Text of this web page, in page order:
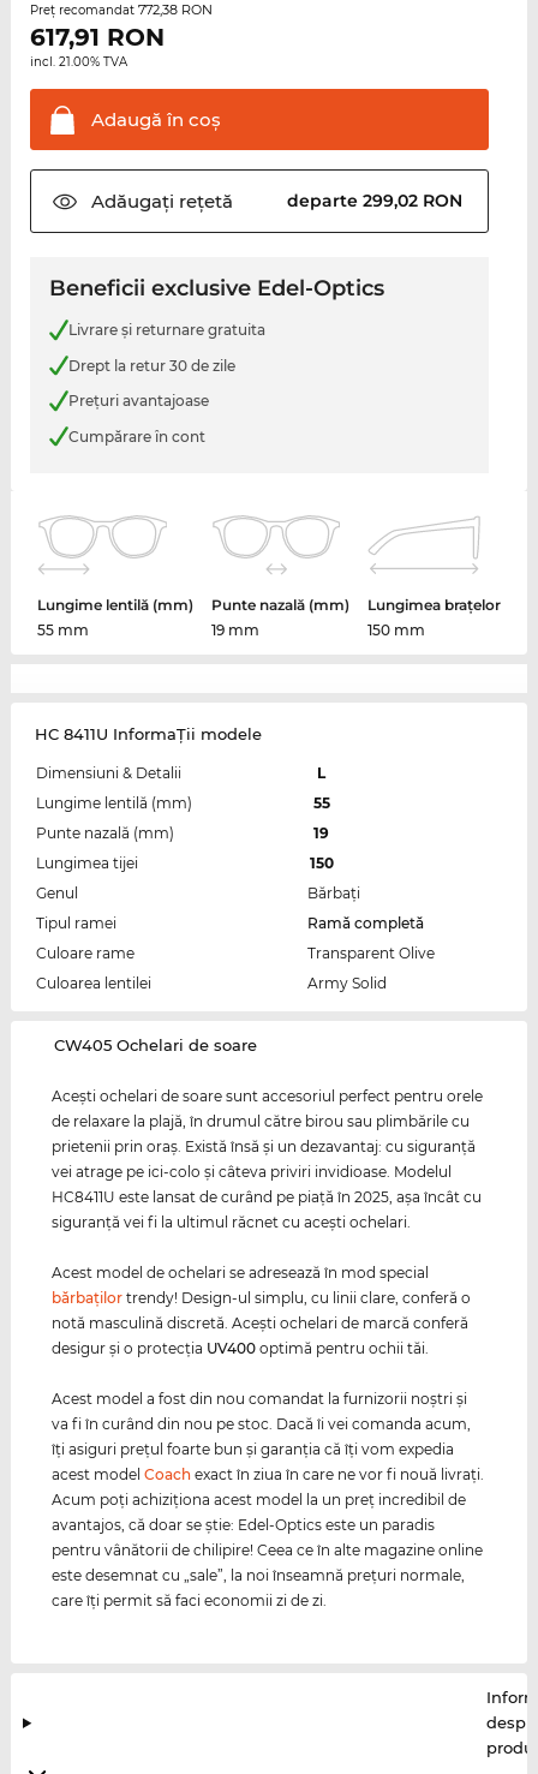
Preţ recomandat 772,38 RON
617,91 RON
incl. 21.00% TVA
Adaugă în coş
Adăugați rețetă departe 299,02 RON
Beneficii exclusive Edel-Optics
Livrare şi returnare gratuita
Drept la retur 30 de zile
Preţuri avantajoase
Cumpărare în cont
Lungime lentilă (mm)
55 mm
Punte nazală (mm)
19 mm
Lungimea brațelor
150 mm
HC 8411U InformaŢii modele
Dimensiuni & Detalii
L
Lungime lentilă (mm)
55
Punte nazală (mm)
19
Lungimea tijei
150
Genul
Bărbaţi
Tipul ramei
Ramă completă
Culoare rame
Transparent Olive
Culoarea lentilei
Army Solid
‌CW405 Ochelari de soare
Aceşti ochelari de soare sunt accesoriul perfect pentru orele
de relaxare la plajă, în drumul către birou sau plimbările cu
prietenii prin oraş. Există însă şi un dezavantaj: cu siguranţă
vei atrage pe ici-colo şi câteva priviri invidioase. Modelul
HC8411U este lansat de curând pe piaţă în 2025, aşa încât cu
siguranţă vei fi la ultimul răcnet cu aceşti ochelari.
Acest model de ochelari se adresează în mod special
bărbaţilor trendy! Design-ul simplu, cu linii clare, conferă o
notă masculină discretă. Aceşti ochelari de marcă conferă
desigur şi o protecţia UV400 optimă pentru ochii tăi.
Acest model a fost din nou comandat la furnizorii noştri şi
va fi în curând din nou pe stoc. Dacă îi vei comanda acum,
îţi asiguri preţul foarte bun şi garanţia că îţi vom expedia
acest modelCoach exact în ziua în care ne vor fi nouă livraţi.
Acum poţi achiziţiona acest model la un preţ incredibil de
avantajos, că doar se ştie: Edel-Optics este un paradis
pentru vânătorii de chilipire! Ceea ce în alte magazine online
este desemnat cu „sale”, la noi înseamnă preţuri normale,
care îţi permit să faci economii zi de zi.